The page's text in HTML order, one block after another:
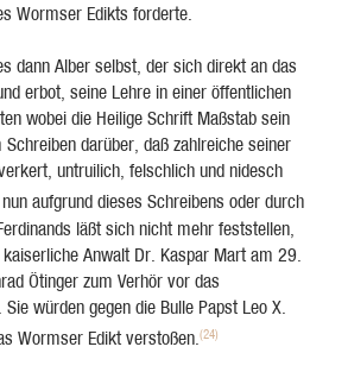
Wormser Edikts forderte.
dann Alber selbst, der sich direkt an das
erbot, seine Lehre in einer öffentlichen
wobei die Heilige Schrift Maßstab sein
darüber, daß zahlreiche seiner
untruilich, felschlich und nidesch
aufgrund dieses Schreibens oder durch
läßt sich nicht mehr feststellen,
Anwalt Dr. Kaspar Mart am 29.
Ötinger zum Verhör vor das
würden gegen die Bulle Papst Leo X.
Wormser Edikt verstoßen.(24)